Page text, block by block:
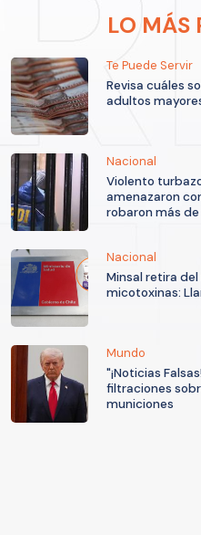
LO MÁS
Te Puede Servir
Revisa cuáles
adultos
Nacional
Violento
amenazaron
robaron más
Nacional
Minsal retira
micotoxinas:
Mundo
"¡Noticias
filtraciones
municiones